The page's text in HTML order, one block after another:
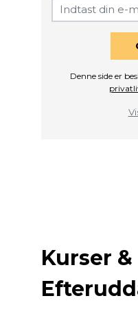
Denne side er
Kurser &